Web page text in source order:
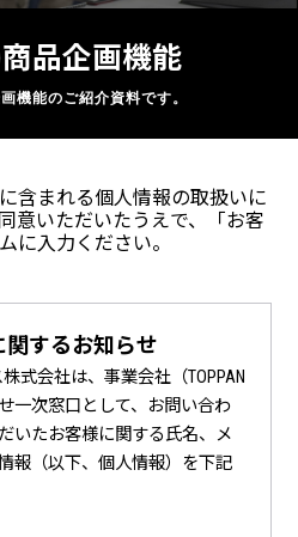
商品企画機能
機能のご紹介資料です。
含まれる個人情報の取扱いに
意いただいたうえで、「お客
に入力ください。
するお知らせ
式会社は、事業会社（TOPPAN
一次窓口として、お問い合わ
いたお客様に関する氏名、メ
報（以下、個人情報）を下記